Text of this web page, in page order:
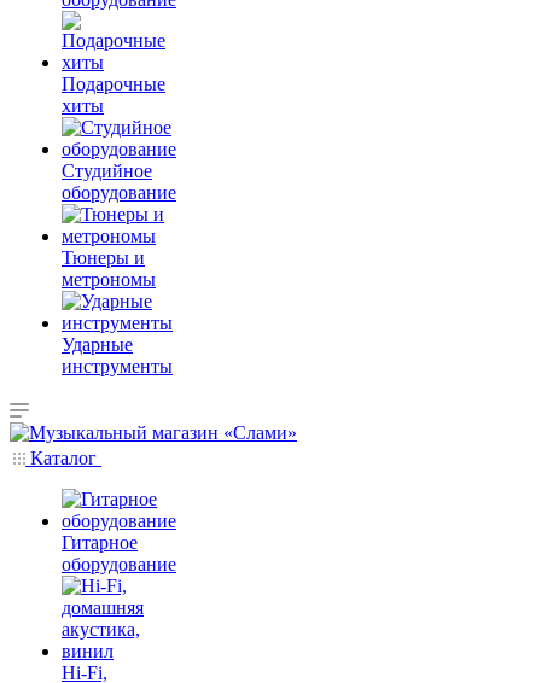
Подарочные
хиты
Студийное
оборудование
Тюнеры и
метрономы
Ударные
инструменты
Каталог
Гитарное
оборудование
Hi-Fi,